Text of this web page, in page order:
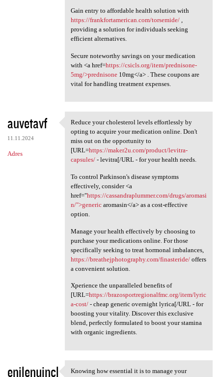
Gain entry to affordable health solution with
https://frankfortamerican.com/torsemide/,
providing a solution for individuals seeking
efficient alternatives.
Secure noteworthy savings on your medication
with <a href=https://csicls.org/item/prednisone-
5mg/>prednisone10mg</a> . These coupons are
vital for handling treatment expenses.
auvetavf
11.11.2024
Adres
Reduce your cholesterol
Reduce your cholesterol levels effortlessly by
opting to acquire your medication online. Don't
miss out on the opportunity to
[URL=https://maker2u.com/product/levitra-
capsules/- levitra[/URL - for your health needs.
To control Parkinson's disease symptoms
effectively, consider <a
href="https://cassandraplummer.com/drugs/aromasi
n/">genericaromasin</a> as a cost-effective
option.
Manage your health effectively by choosing to
purchase your medications online. For those
specifically seeking to treat hormonal imbalances,
https://breathejphotography.com/finasteride/offers
a convenient solution.
Xperience the unparalleled benefits of
[URL=https://brazosportregionalfmc.org/item/lyric
a-cost/- cheap generic overnight lyrica[/URL - for
boosting your vitality. Discover this exclusive
blend, perfectly formulated to boost your stamina
with organic ingredients.
enilenujncl
Knowing how essential it is to manage your